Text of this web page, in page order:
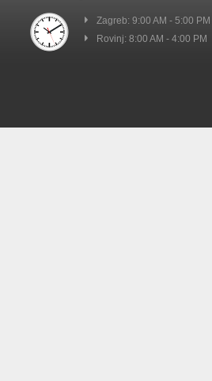
Zagreb: 9:00 AM - 5:00 PM
Rovinj: 8:00 AM - 4:00 PM